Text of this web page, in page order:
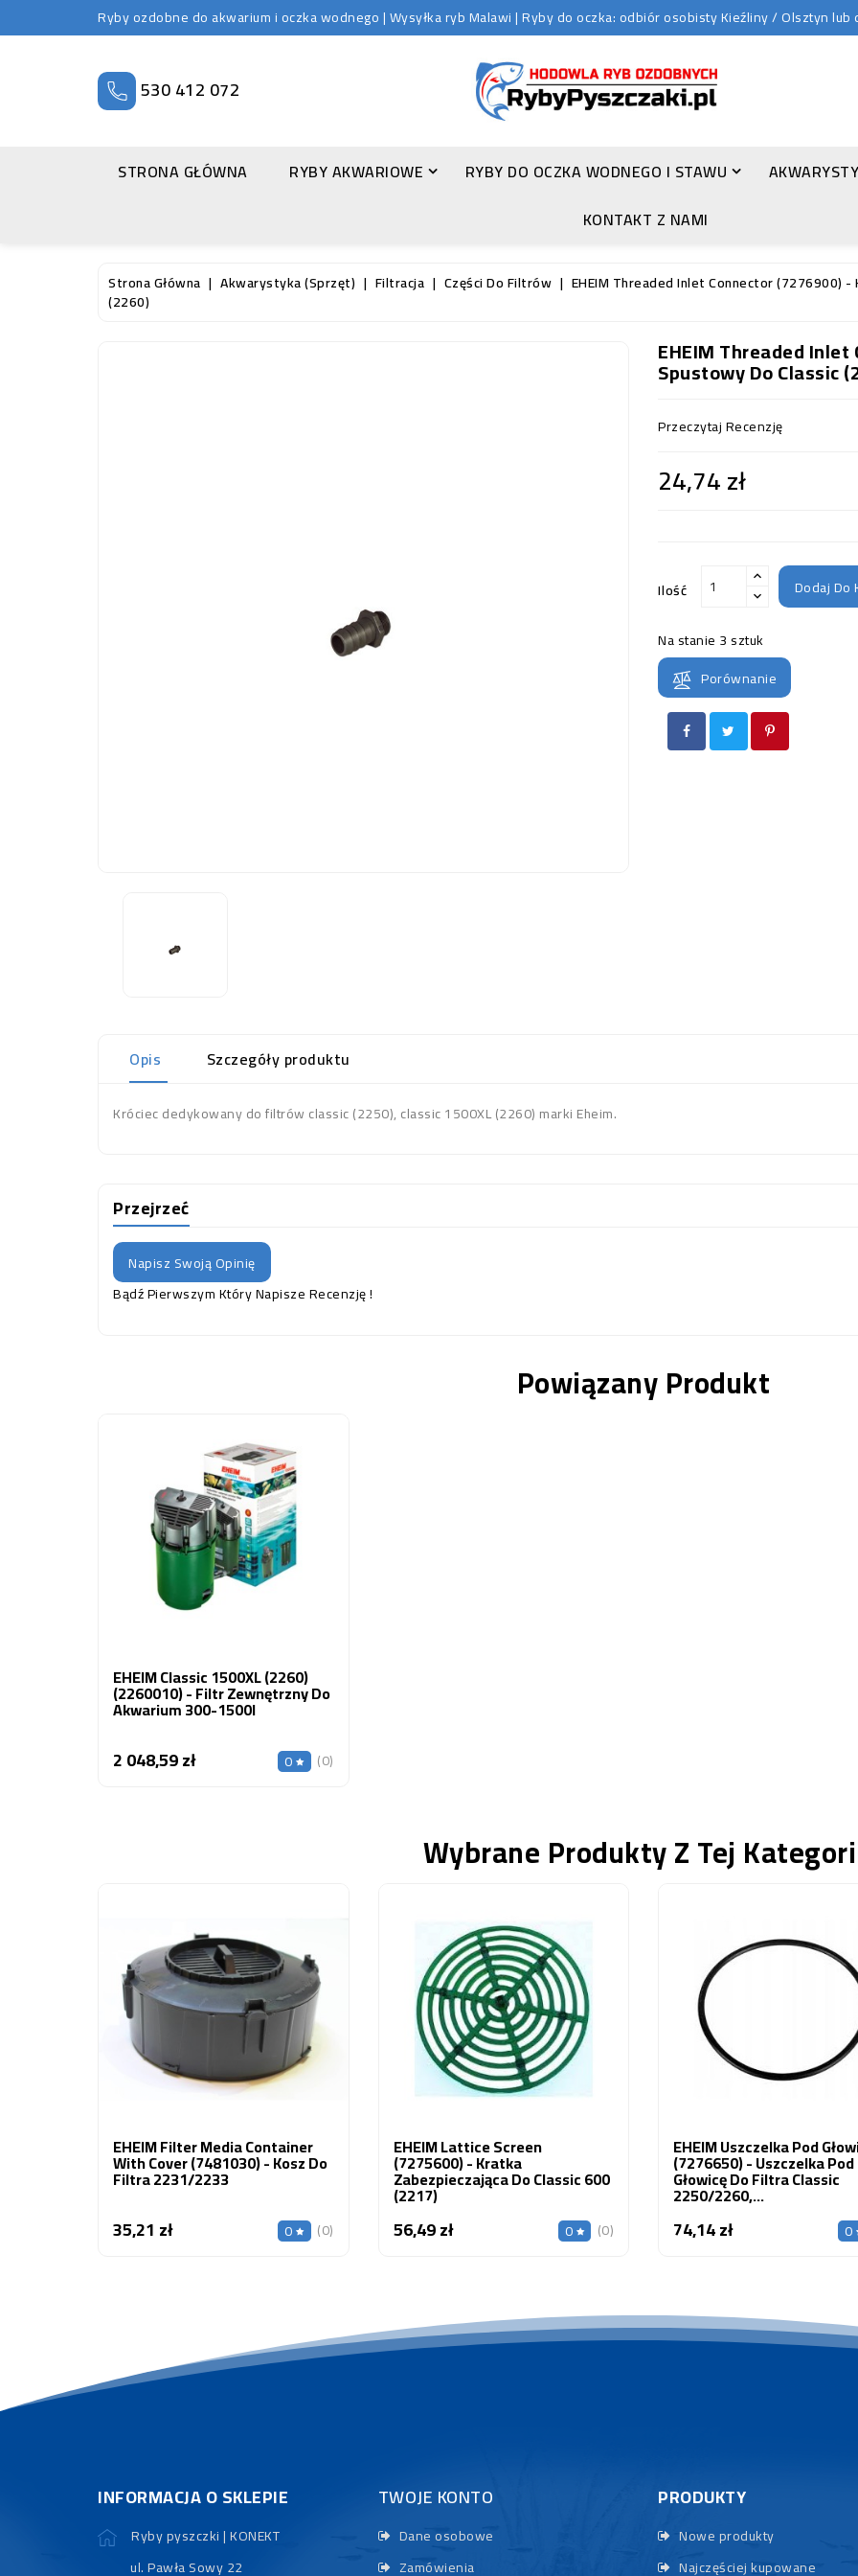
Ryby ozdobne do akwarium i oczka wodnego | Wysyłka ryb Malawi | Ryby do oczka: odbiór osobisty Kieźliny / Olsztyn
530 412 072
STRONA GŁÓWNA RYBY AKWARIOWE RYBY DO OCZKA WODNEGO I STAWU
KONTAKT Z NAMI
Strona Główna Akwarystyka (sprzęt) Filtracja Części Do Filtrów EHEIM Threaded Inlet Connector (7276900)
(2260)
EHEIM Threaded
Spustowy Do Classic
Przeczytaj Recenzję
24,74 zł
Ilość Dodaj Do
Na stanie 3 sztuk
Porównanie
Opis Szczegóły produktu
Króciec dedykowany do filtrów classic (2250), classic 1500XL (2260) marki Eheim.
Przejrzeć
Napisz Swoją Opinię
Bądź Pierwszym Który Napisze Recenzję !
Powiązany Produkt
EHEIM Classic 1500XL (2260)
(2260010) - Filtr Zewnętrzny Do
Akwarium 300-1500l
2 048,59 złCena 0 (0)
Wybrane Produkty Z Tej
EHEIM Filter Media Container
With Cover (7481030) - Kosz Do
Filtra 2231/2233
35,21 złCena 0 (0)
EHEIM Lattice Screen
(7275600) - Kratka
Zabezpieczająca Do Classic 600
(2217)
56,49 złCena 0 (0)
EHEIM Uszczelka Pod
(7276650) - Uszczelka Pod
Głowicę Do Filtra Classic
2250/2260,
3450/3455/3460/3465/
74,14 złCena 0
INFORMACJA O SKLEPIE
Ryby pyszczki | KONEKT
ul. Pawła Sowy 22
TWOJE KONTO
Dane osobowe
Zamówienia
PRODUKTY
Nowe produkty
Najczęściej kupowane